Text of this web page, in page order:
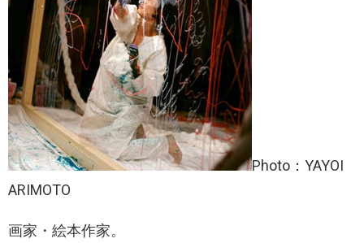
Photo：YAYOI
ARIMOTO
画家・絵本作家。